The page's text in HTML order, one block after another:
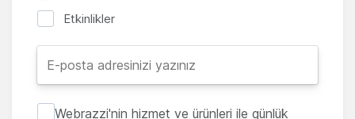
Etkinlikler
Webrazzi'nin hizmet ve ürünleri ile günlük